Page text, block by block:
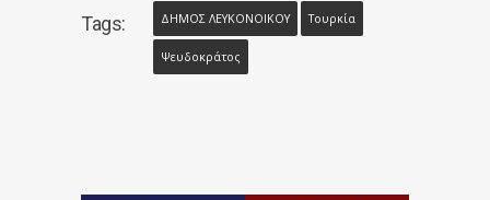
Tags: ΔΗΜΟΣ ΛΕΥΚΟΝΟΙΚΟΥ Τουρκία
Ψευδοκράτος